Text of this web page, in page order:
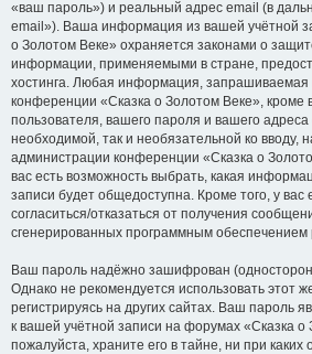
«ваш пароль») и реальный адрес email (в
email»). Ваша информация из вашей учётной
о Золотом Веке» охраняется законами о
информации, применяемыми в стране,
хостинга. Любая информация, запрашиваемая
конференции «Сказка о Золотом Веке», кроме
пользователя, вашего пароля и вашего
необходимой, так и необязательной ко вводу,
администрации конференции «Сказка о
вас есть возможность выбрать, какая
записи будет общедоступна. Кроме того, у вас
согласиться/отказаться от получения
сгенерированных программным обеспечением
Ваш пароль надёжно зашифрован
Однако не рекомендуется использовать этот
регистрируясь на других сайтах. Ваш пароль
к вашей учётной записи на форумах «Сказка о
пожалуйста, храните его в тайне, ни при каких